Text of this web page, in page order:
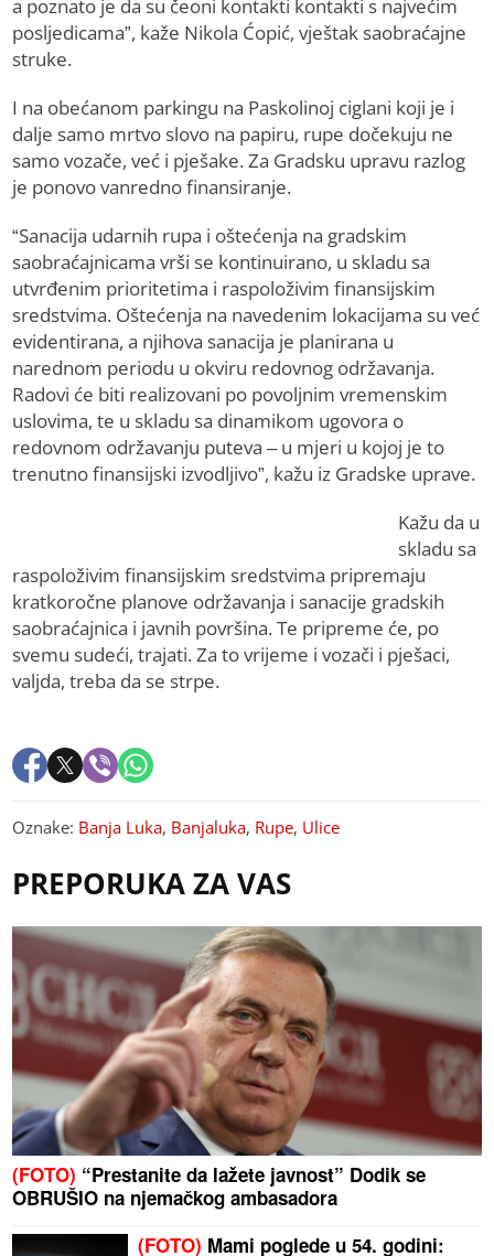
a poznato je da su čeoni kontakti kontakti s najvećim
posljedicama”, kaže Nikola Ćopić, vještak saobraćajne
struke.
I na obećanom parkingu na Paskolinoj ciglani koji je i
dalje samo mrtvo slovo na papiru, rupe dočekuju ne
samo vozače, već i pješake. Za Gradsku upravu razlog
je ponovo vanredno finansiranje.
“Sanacija udarnih rupa i oštećenja na gradskim
saobraćajnicama vrši se kontinuirano, u skladu sa
utvrđenim prioritetima i raspoloživim finansijskim
sredstvima. Oštećenja na navedenim lokacijama su već
evidentirana, a njihova sanacija je planirana u
narednom periodu u okviru redovnog održavanja.
Radovi će biti realizovani po povoljnim vremenskim
uslovima, te u skladu sa dinamikom ugovora o
redovnom održavanju puteva – u mjeri u kojoj je to
trenutno finansijski izvodljivo”, kažu iz Gradske uprave.
Kažu da u
skladu sa
raspoloživim finansijskim sredstvima pripremaju
kratkoročne planove održavanja i sanacije gradskih
saobraćajnica i javnih površina. Te pripreme će, po
svemu sudeći, trajati. Za to vrijeme i vozači i pješaci,
valjda, treba da se strpe.
Oznake: Banja Luka, Banjaluka, Rupe, Ulice
PREPORUKA ZA VAS
(FOTO) “Prestanite da lažete javnost” Dodik se
OBRUŠIO na njemačkog ambasadora
(FOTO) Mami poglede u 54. godini: